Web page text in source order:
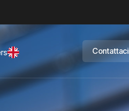
Contattaci